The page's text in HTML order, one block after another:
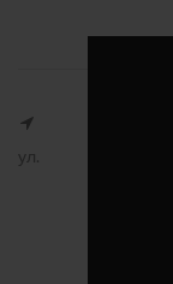
ул.